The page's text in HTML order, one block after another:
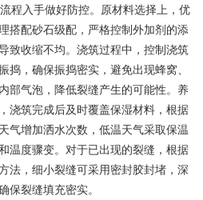
程入手做好防控。原材料选择上，优
搭配砂石级配，严格控制外加剂的添
致收缩不均。浇筑过程中，控制浇筑
捣，确保振捣密实，避免出现蜂窝、
部气泡，降低裂缝产生的可能性。养
浇筑完成后及时覆盖保湿材料，根据
气增加洒水次数，低温天气采取保温
温度骤变。对于已出现的裂缝，根据
法，细小裂缝可采用密封胶封堵，深
保裂缝填充密实。